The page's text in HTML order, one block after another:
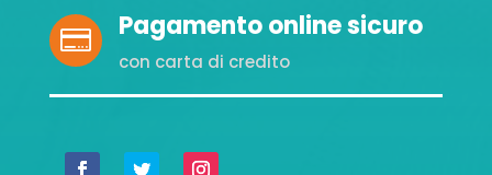
 Pagamento online sicuro
con carta di credito